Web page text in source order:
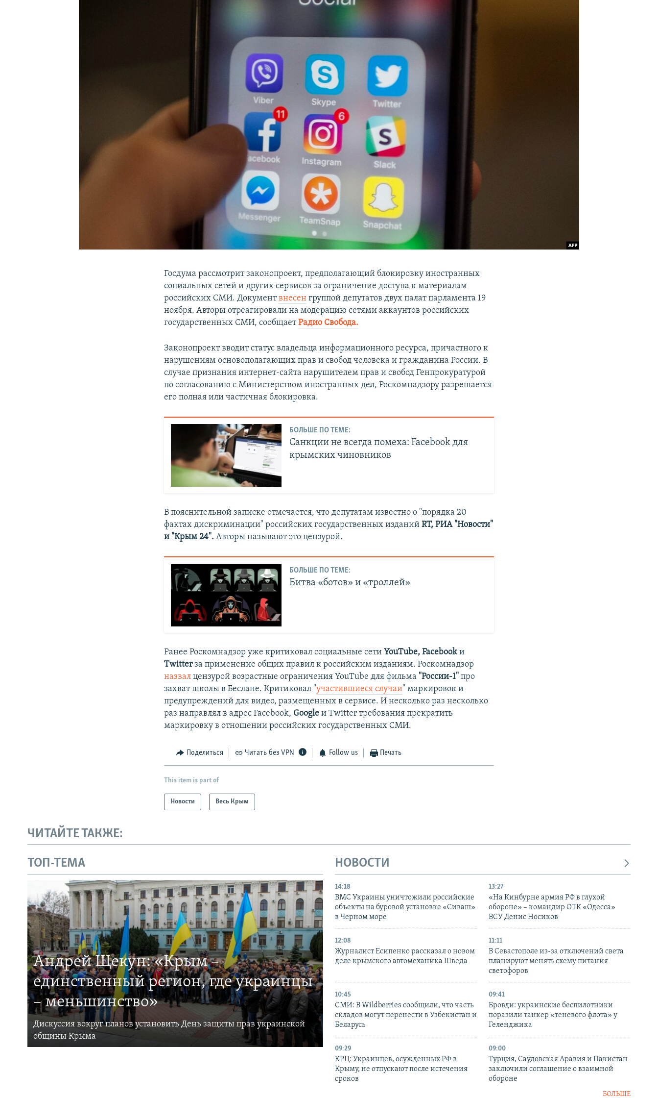
Госдума рассмотрит законопроект, предполагающий блокировку иностранных
социальных сетей и других сервисов за ограничение доступа к материалам
российских СМИ. Документвнесен группой депутатов двух палат парламента 19
ноября. Авторы отреагировали на модерацию сетями аккаунтов российских
государственных СМИ, сообщаетРадио Свобода.
Законопроект вводит статус владельца информационного ресурса, причастного к
нарушениям основополагающих прав и свобод человека и гражданина России. В
случае признания интернет-сайта нарушителем прав и свобод Генпрокуратурой
по согласованию с Министерством иностранных дел, Роскомнадзору разрешается
его полная или частичная блокировка.
БОЛЬШЕ ПО ТЕМЕ:
Санкции не всегда помеха: Facebook для
крымских чиновников
В пояснительной записке отмечается, что депутатам известно о "порядка 20
фактах дискриминации" российских государственных изданий RT, РИА "Новости"
и "Крым 24".Авторы называют это цензурой.
БОЛЬШЕ ПО ТЕМЕ:
Битва «ботов» и «троллей»
Ранее Роскомнадзор уже критиковал социальные сети YouTube, Facebookи
Twitterза применение общих правил к российским изданиям. Роскомнадзор
назвал цензурой возрастные ограничения YouTube для фильма "России-1" про
захват школы в Беслане. Критиковал "участившиеся случаи" маркировок и
предупреждений для видео, размещенных в сервисе. И несколько раз несколько
раз направлял в адрес Facebook, Google и Twitter требования прекратить
маркировку в отношении российских государственных СМИ.
Поделиться Читать без VPN Follow us Печать
This item is part of
Новости Весь Крым
ЧИТАЙТЕ ТАКЖЕ:
ТОП-ТЕМА
Андрей Щекун: «Крым –
единственный регион, где украинцы
– меньшинство»
Дискуссия вокруг планов установить День защиты прав украинской
общины Крыма
НОВОСТИ
14:18
ВМС Украины уничтожили российские
объекты на буровой установке «Сиваш»
в Черном море
13:27
«На Кинбурне армия РФ в глухой
обороне» – командир ОТК «Одесса»
ВСУ Денис Носиков
12:08
Журналист Есипенко рассказал о новом
деле крымского автомеханика Шведа
11:11
В Севастополе из-за отключений света
планируют менять схему питания
светофоров
10:45
СМИ: В Wildberries сообщили, что часть
складов могут перенести в Узбекистан и
Беларусь
09:41
Бровди: украинские беспилотники
поразили танкер «теневого флота» у
Геленджика
09:29
КРЦ: Украинцев, осужденных РФ в
Крыму, не отпускают после истечения
сроков
09:00
Турция, Саудовская Аравия и Пакистан
заключили соглашение о взаимной
обороне
БОЛЬШЕ